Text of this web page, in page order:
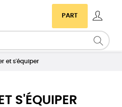
PART
et s'équiper
S'ÉQUIPER